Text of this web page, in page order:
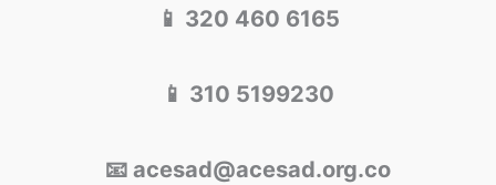
📱 320 460 6165
📱 310 5199230
📧 acesad@acesad.org.co